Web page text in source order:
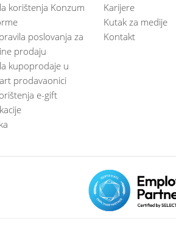
korištenja Konzum
poslovanja za
prodaju
kupoprodaje u
prodavaonici
e-gift
Karijere
Kutak za medije
Kontakt